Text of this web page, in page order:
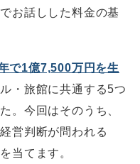
お話しした料金の基
で1億7,500万円を生
・旅館に共通する5つ
。今回はそのうち、
営判断が問われる
当てます。